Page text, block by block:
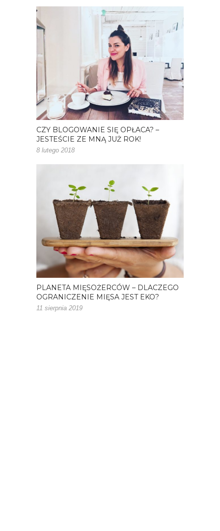
CZY BLOGOWANIE SIĘ OPŁACA? –
JESTEŚCIE ZE MNĄ JUŻ ROK!
8 lutego 2018
PLANETA MIĘSOŻERCÓW – DLACZEGO
OGRANICZENIE MIĘSA JEST EKO?
11 sierpnia 2019